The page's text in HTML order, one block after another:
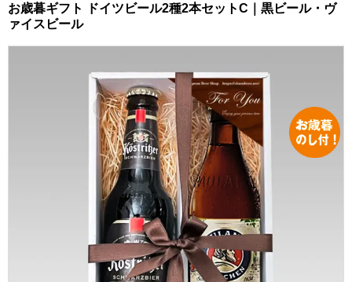
お歳暮ギフト ドイツビール2種2本セットC｜黒ビール・ヴ
ァイスビール